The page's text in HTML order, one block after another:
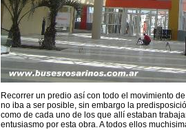
Recorrer un predio así con todo el movimiento
no iba a ser posible, sin embargo la
como de cada uno de los que allí estaban
entusiasmo por esta obra. A todos ellos